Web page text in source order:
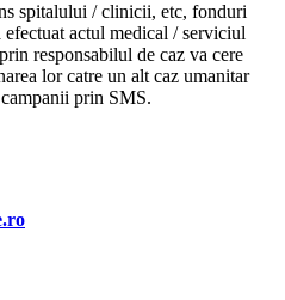
spitalului / clinicii, etc, fonduri
actul medical / serviciul
responsabilul de caz va cere
lor catre un alt caz umanitar
prin SMS.